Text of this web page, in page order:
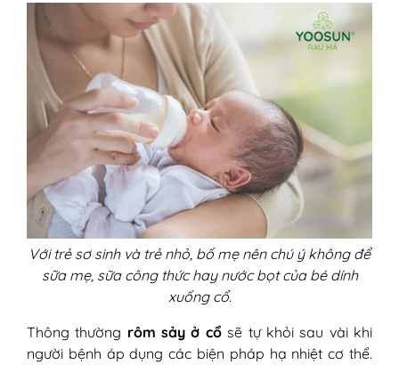
Với trẻ sơ sinh và trẻ nhỏ, bố mẹ nên chú ý không để
sữa mẹ, sữa công thức hay nước bọt của bé dính
xuống cổ.
Thông thường rôm sảy ở cổsẽ tự khỏi sau vài khi
người bệnh áp dụng các biện pháp hạ nhiệt cơ thể.